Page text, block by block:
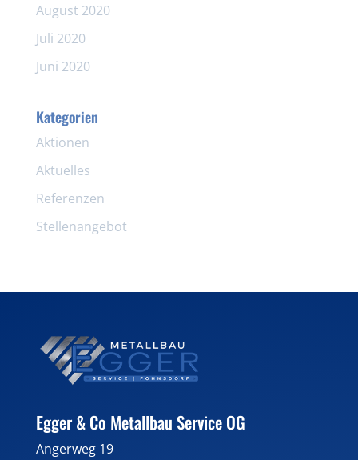
August 2020
Juli 2020
Juni 2020
Kategorien
Aktionen
Aktuelles
Referenzen
Stellenangebot
Egger & Co Metallbau Service OG
Angerweg 19